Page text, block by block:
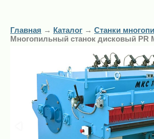
Главная → Каталог → Станки
Многопильный станок дисковый PR